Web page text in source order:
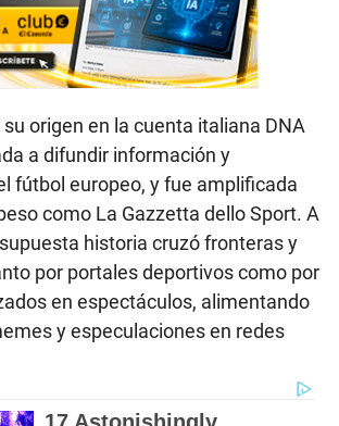
origen en la cuenta italiana DNA
a difundir información y
fútbol europeo, y fue amplificada
como La Gazzetta dello Sport. A
historia cruzó fronteras y
por portales deportivos como por
en espectáculos, alimentando
y especulaciones en redes